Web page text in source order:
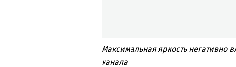
Максимальная яркость негативно
канала